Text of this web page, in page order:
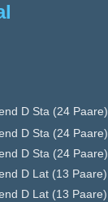
D Sta (24 Paare)
D Sta (24 Paare)
D Sta (24 Paare)
D Lat (13 Paare)
D Lat (13 Paare)